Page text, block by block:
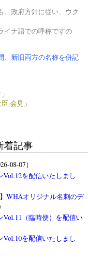
政府方針に従い、ウク
イナ語での呼称ですの
、新旧両方の名称を併記
会見」
着記事
08-07）
Vol.12を配信いたしまし
WHAオリジナル名刺のデ
Vol.11（臨時便）を配信い
Vol.10を配信いたしまし